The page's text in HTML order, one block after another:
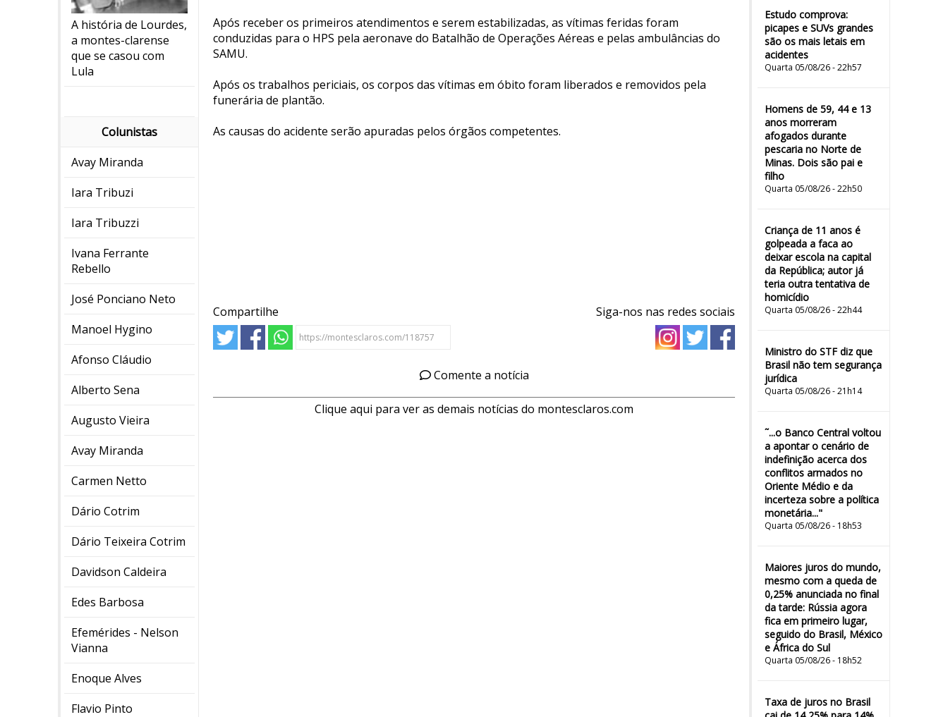
A história de Lourdes,
a montes-clarense
que se casou com
Lula
Colunistas
Avay Miranda
Iara Tribuzi
Iara Tribuzzi
Ivana Ferrante
Rebello
José Ponciano Neto
Manoel Hygino
Afonso Cláudio
Alberto Sena
Augusto Vieira
Avay Miranda
Carmen Netto
Dário Cotrim
Dário Teixeira Cotrim
Davidson Caldeira
Edes Barbosa
Efemérides - Nelson
Vianna
Enoque Alves
Flavio Pinto
Estudo comprova:
picapes e SUVs grandes
são os mais letais em
acidentes
Quarta 05/08/26 - 22h57
Homens de 59, 44 e 13
anos morreram
afogados durante
pescaria no Norte de
Minas. Dois são pai e
filho
Quarta 05/08/26 - 22h50
Criança de 11 anos é
golpeada a faca ao
deixar escola na capital
da República; autor já
teria outra tentativa de
homicídio
Quarta 05/08/26 - 22h44
Ministro do STF diz que
Brasil não tem segurança
jurídica
Quarta 05/08/26 - 21h14
˜...o Banco Central voltou
a apontar o cenário de
indefinição acerca dos
conflitos armados no
Oriente Médio e da
incerteza sobre a política
monetária..."
Quarta 05/08/26 - 18h53
Maiores juros do mundo,
mesmo com a queda de
0,25% anunciada no final
da tarde: Rússia agora
fica em primeiro lugar,
seguido do Brasil, México
e África do Sul
Quarta 05/08/26 - 18h52
Taxa de juros no Brasil
Após receber os primeiros atendimentos e serem estabilizadas, as vítimas feridas foram
conduzidas para o HPS pela aeronave do Batalhão de Operações Aéreas e pelas ambulâncias do
SAMU.
Após os trabalhos periciais, os corpos das vítimas em óbito foram liberados e removidos pela
funerária de plantão.
As causas do acidente serão apuradas pelos órgãos competentes.
Compartilhe Siga-nos nas redes sociais
Comente a notícia
Clique aqui para ver as demais notícias do montesclaros.com